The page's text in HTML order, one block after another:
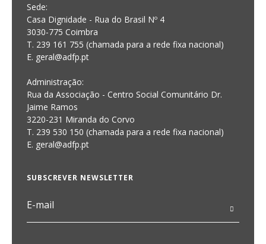
Sede:
Casa Dignidade - Rua do Brasil Nº 4
3030-775 Coimbra
T. 239 161 755 (chamada para a rede fixa nacional)
E. geral@adfp.pt
Administração:
Rua da Associação - Centro Social Comunitário Dr.
Jaime Ramos
3220-231 Miranda do Corvo
T. 239 530 150 (chamada para a rede fixa nacional)
E. geral@adfp.pt
SUBSCREVER NEWSLETTER